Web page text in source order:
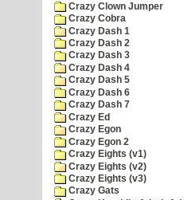
Crazy Clown Jumper
Crazy Cobra
Crazy Dash 1
Crazy Dash 2
Crazy Dash 3
Crazy Dash 4
Crazy Dash 5
Crazy Dash 6
Crazy Dash 7
Crazy Ed
Crazy Egon
Crazy Egon 2
Crazy Eights (v1)
Crazy Eights (v2)
Crazy Eights (v3)
Crazy Gats